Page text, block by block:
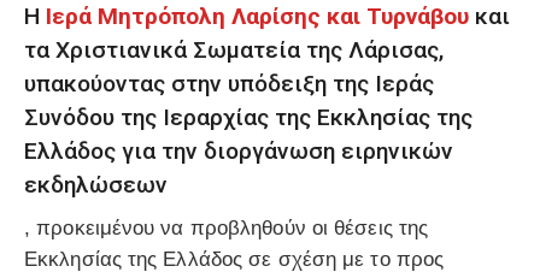
Η Ιερά Μητρόπολη Λαρίσης και Τυρνάβου και
τα Χριστιανικά Σωματεία της Λάρισας,
υπακούοντας στην υπόδειξη της Ιεράς
Συνόδου της Ιεραρχίας της Εκκλησίας της
Ελλάδος για την διοργάνωση ειρηνικών
εκδηλώσεων
, προκειμένου να προβληθούν οι θέσεις της
Εκκλησίας της Ελλάδος σε σχέση με το προς